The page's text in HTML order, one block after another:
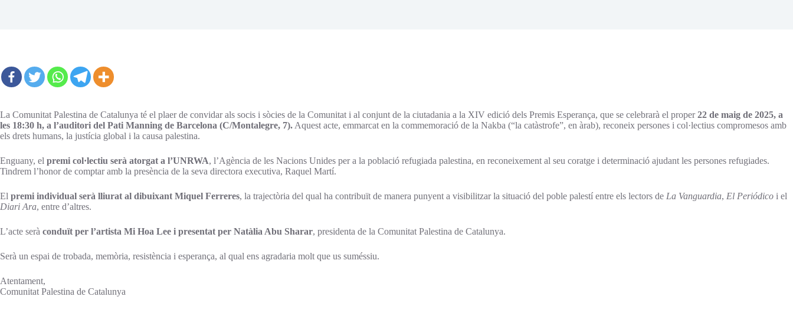
La Comunitat Palestina de Catalunya té el plaer de convidar als socis i sòcies de la Comunitat i al conjunt de la ciutadania a la XIV edició dels Premis Esperança, que se celebrarà el proper22 de maig de 2025, a
les 18:30 h, a l’auditori del Pati Manning de Barcelona (C/Montalegre, 7). Aquest acte, emmarcat en la commemoració de la Nakba (“la catàstrofe”, en àrab), reconeix persones i col·lectius compromesos amb
els drets humans, la justícia global i la causa palestina.
Enguany, el premi col·lectiu serà atorgat a l’UNRWA, l’Agència de les Nacions Unides per a la població refugiada palestina, en reconeixement al seu coratge i determinació ajudant les persones refugiades.
Tindrem l’honor de comptar amb la presència de la seva directora executiva, Raquel Martí.
El premi individual serà lliurat al dibuixant Miquel Ferreres, la trajectòria del qual ha contribuït de manera punyent a visibilitzar la situació del poble palestí entre els lectors de La Vanguardia, El Periódico i el
Diari Ara, entre d’altres.
L’acte serà conduït per l’artista Mi Hoa Lee i presentat per Natàlia Abu Sharar, presidenta de la Comunitat Palestina de Catalunya.
Serà un espai de trobada, memòria, resistència i esperança, al qual ens agradaria molt que us suméssiu.
Atentament,
Comunitat Palestina de Catalunya